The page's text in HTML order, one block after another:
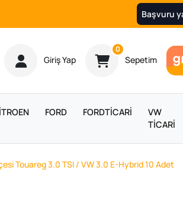
Başvuru
Giriş Yap
0Ürün sayısı
Sepetim
FORD FORDTİCARİ
VW
TİCARİ
Touareg 3.0 TSI / VW 3.0 E-Hybrid 10 Adet